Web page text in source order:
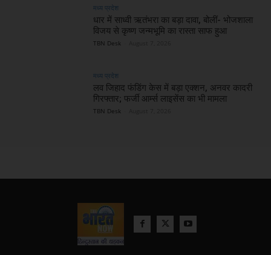
मध्य प्रदेश
धार में साध्वी ऋतंभरा का बड़ा दावा, बोलीं- भोजशाला
विजय से कृष्ण जन्मभूमि का रास्ता साफ हुआ
TBN Desk
मध्य प्रदेश
लव जिहाद फंडिंग केस में बड़ा एक्शन, अनवर कादरी
गिरफ्तार; फर्जी आर्म्स लाइसेंस का भी मामला
TBN Desk